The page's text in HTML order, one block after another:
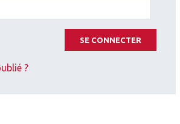
SE CONNECTER
?